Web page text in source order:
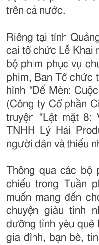
trên cả nước.
Riêng tại tỉnh
cai tổ chức Lễ Khai
bộ phim phục vụ
phim, Ban Tổ chức
hình “Dế Mèn:
(Công ty Cổ phần
truyện “Lật mặt 8:
TNHH Lý Hải
người dân và thiếu
Thông qua các bộ
chiếu trong Tuần
muốn mang đến
chuyện giàu tính
dưỡng tình yêu quê
gia đình, bạn bè,